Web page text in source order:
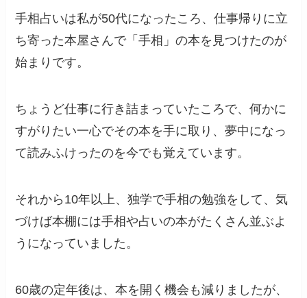
手相占いは私が50代になったころ、仕事帰りに立
ち寄った本屋さんで「手相」の本を見つけたのが
始まりです。
ちょうど仕事に行き詰まっていたころで、何かに
すがりたい一心でその本を手に取り、夢中になっ
て読みふけったのを今でも覚えています。
それから10年以上、独学で手相の勉強をして、気
づけば本棚には手相や占いの本がたくさん並ぶよ
うになっていました。
60歳の定年後は、本を開く機会も減りましたが、